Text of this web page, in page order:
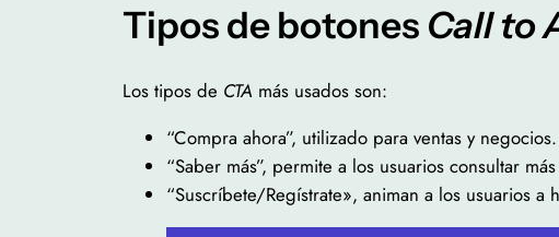
Tipos de botones Call to
Los tipos de CTA más usados son:
“Compra ahora”, utilizado para ventas y negocios.
“Saber más”, permite a los usuarios consultar
“Suscríbete/Regístrate», animan a los usuarios